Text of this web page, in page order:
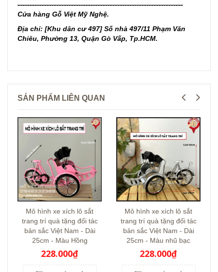
--------------------------------------------------------------------
Cửa hàng Gỗ Việt Mỹ Nghệ.
Địa chỉ: [Khu dân cư 497] Số nhà 497/11 Phạm Văn
Chiêu, Phường 13, Quận Gò Vấp, Tp.HCM.
SẢN PHẨM LIÊN QUAN
Mô hình xe xích lô sắt
trang trí quà tặng đối tác
bản sắc Việt Nam - Dài
25cm - Màu Hồng
228.000₫
Mô hình xe xích lô sắt
trang trí quà tặng đối tác
bản sắc Việt Nam - Dài
25cm - Màu nhũ bạc
228.000₫